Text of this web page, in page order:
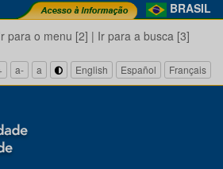
BRASIL
para o menu [2] | Ir para a busca [3]
a- a English Español Français